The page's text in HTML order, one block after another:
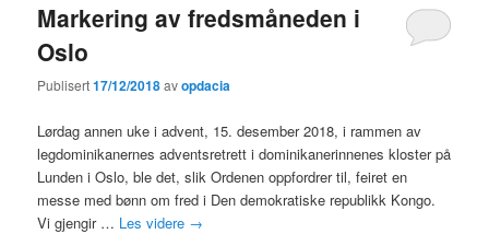
Markering av fredsmåneden i
Oslo
Publisert17/12/2018avopdacia
Lørdag annen uke i advent, 15. desember 2018, i rammen av
legdominikanernes adventsretrett i dominikanerinnenes kloster på
Lunden i Oslo, ble det, slik Ordenen oppfordrer til, feiret en
messe med bønn om fred i Den demokratiske republikk Kongo.
Vi gjengir … Les videre →